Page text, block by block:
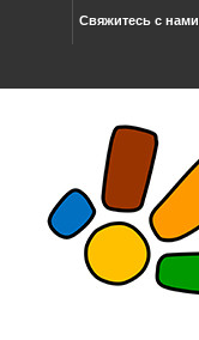
Свяжитесь с нами